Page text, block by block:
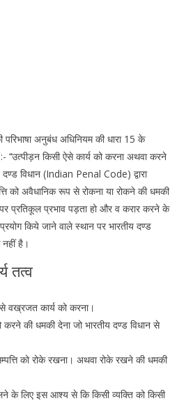
अनुबंध अधिनियम की धारा 15 के
किसी ऐसे कार्य को करना अथवा करने
दण्ड विधान (Indian Penal Code) द्वारा
को अवैधानिक रूप से रोकना या रोकने की धमकी
प्रतिकूल प्रभाव पड़ता हो और व करार करने के
किये जाने वाले स्थान पर भारतीय दण्ड
है।
तत्व
से वख्रजत कार्य को करना।
करने की धमकी देना जो भारतीय दण्ड विधान से
को रोके रखना। अथवा रोके रखने की धमकी
के लिए इस आश्य से कि किसी व्यक्ति को किसी